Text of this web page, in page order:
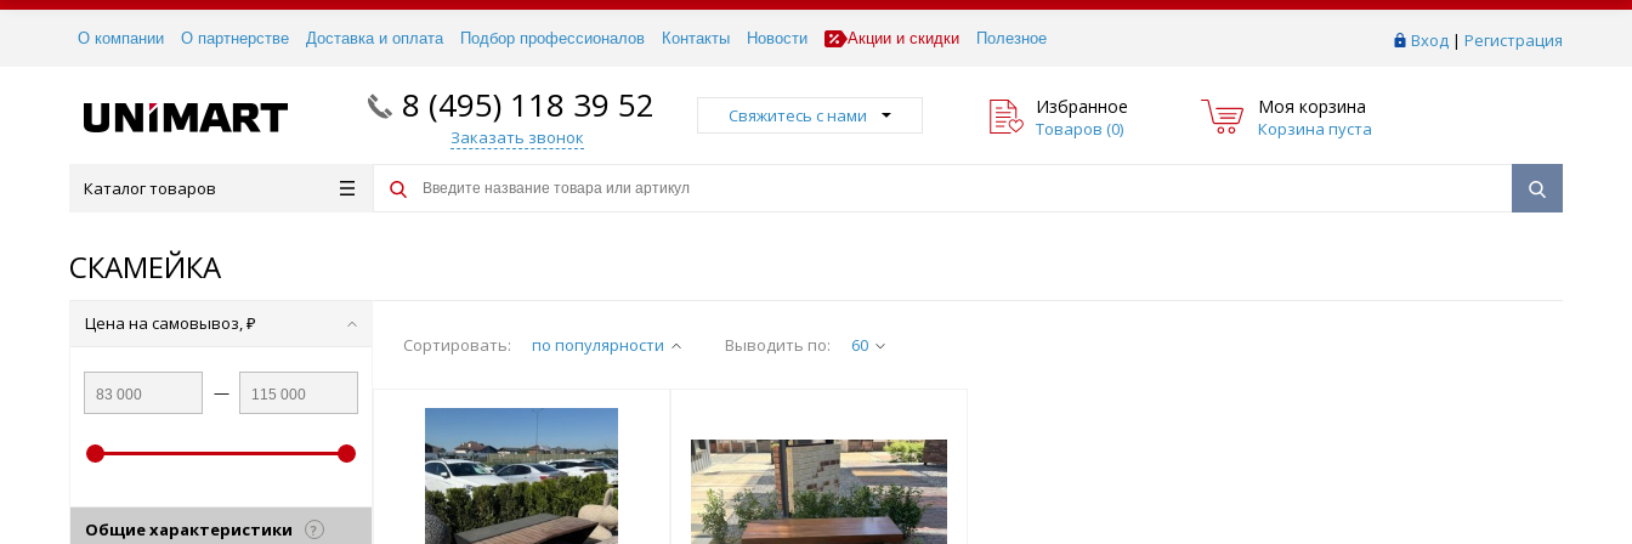
Вход | Регистрация
О компании О партнерстве Доставка и оплата Подбор профессионалов Контакты Новости Акции и скидки Полезное
8 (495) 118 39 52
Заказать звонок
Свяжитесь с нами Избранное
Товаров (0)
Моя корзина
Корзина пуста
Каталог товаров
СКАМЕЙКА
Сортировать: по популярности Выводить по: 60
Цена на самовывоз, ₽
—
Общие характеристики ?